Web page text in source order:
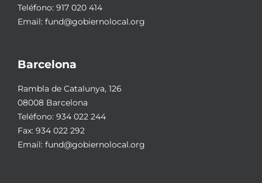
Teléfono: 917 020 414
Email: fund@gobiernolocal.org
Barcelona
Rambla de Catalunya, 126
08008 Barcelona
Teléfono: 934 022 244
Fax: 934 022 292
Email: fund@gobiernolocal.org